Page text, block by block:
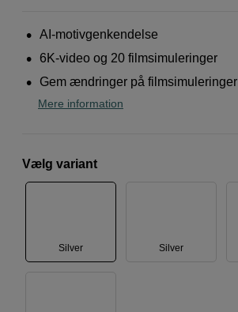
AI-motivgenkendelse
6K-video og 20 filmsimuleringer
Gem ændringer på filmsimuleringer
Mere information
Vælg variant
Silver Silver